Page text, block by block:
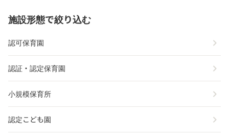
施設形態で絞り込む
認可保育園 chevron_right
認証・認定保育園 chevron_right
小規模保育所 chevron_right
認定こども園 chevron_right